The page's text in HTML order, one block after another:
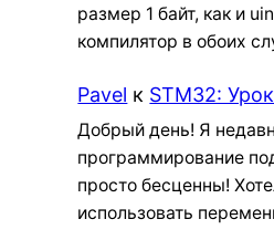
размер 1 байт, как и
компилятор в обоих
Pavel к STM32:
Добрый день! Я
программирование
просто бесценны!
использовать